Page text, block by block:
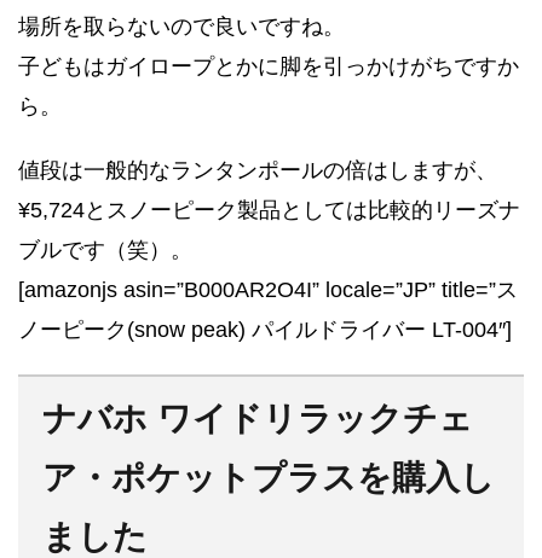
場所を取らないので良いですね。
子どもはガイロープとかに脚を引っかけがちですか
ら。
値段は一般的なランタンポールの倍はしますが、
¥5,724とスノーピーク製品としては比較的リーズナ
ブルです（笑）。
[amazonjs asin=”B000AR2O4I” locale=”JP” title=”ス
ノーピーク(snow peak) パイルドライバー LT-004″]
ナバホ ワイドリラックチェ
ア・ポケットプラスを購入し
ました